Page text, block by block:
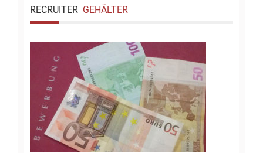
RECRUITER GEHÄLTER